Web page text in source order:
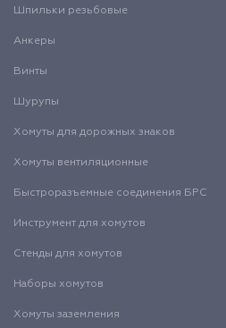
Шпильки резьбовые
Анкеры
Винты
Шурупы
Хомуты для дорожных знаков
Хомуты вентиляционные
Быстроразъемные соединения БРС
Инструмент для хомутов
Стенды для хомутов
Наборы хомутов
Хомуты заземления